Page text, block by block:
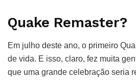
Quake Remaster?
Em julho deste ano, o primeiro
de vida. E isso, claro, fez muita
que uma grande celebração seria